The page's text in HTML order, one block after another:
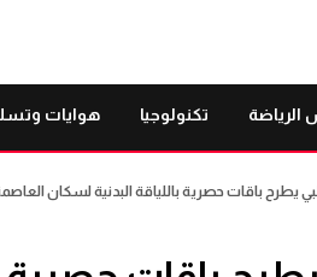
الرياضة تكنولوجيا هوايات
باقات حصرية باللياقة البدنية لسكان